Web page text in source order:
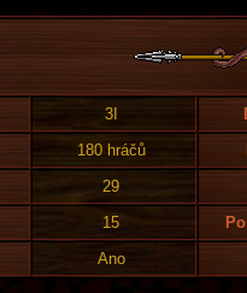
3I
180 hráčů
29
15
Ano